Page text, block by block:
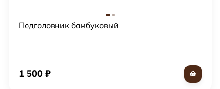
Подголовник бамбуковый
1 500 ₽